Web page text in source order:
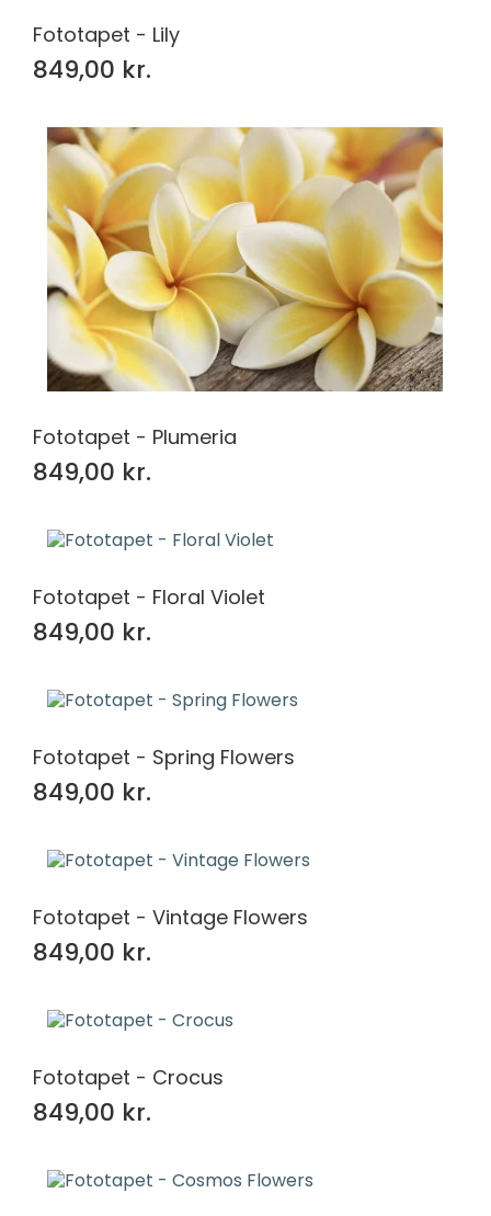
Fototapet - Lily
849,00 kr.
Fototapet - Plumeria
849,00 kr.
Fototapet - Floral Violet
849,00 kr.
Fototapet - Spring Flowers
849,00 kr.
Fototapet - Vintage Flowers
849,00 kr.
Fototapet - Crocus
849,00 kr.